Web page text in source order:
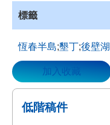
標籤
恆春半島;墾丁;後壁湖
加入收藏
低階稿件